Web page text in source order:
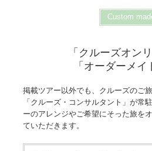
Custom
「クルーズオン
「オーダーメ
掲載ツアー以外でも、クルーズのご
「クルーズ・コンサルタント」が常
ーのアレンジやご希望にそった旅を
ていただきます。